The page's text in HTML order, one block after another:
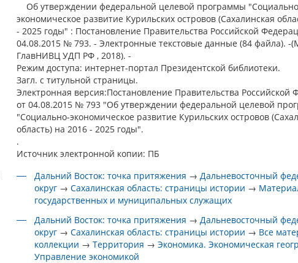
Об утверждении федеральной целевой программы
экономическое развитие Курильских островов (Сахалинская
- 2025 годы" : Постановление Правительства Российской
04.08.2015 № 793. - Электронные текстовые данные (84 файла). -
ГлавНИВЦ УДП РФ , 2018). -
Режим доступа: интернет-портал Президентской библиотеки.
Загл. с титульной страницы.
Электронная версия:Постановление Правительства Российской
от 04.08.2015 № 793 "Об утверждении федеральной целевой
"Социально-экономическое развитие Курильских островов
область) на 2016 - 2025 годы".
.
Источник электронной копии: ПБ
Дальний Восток: точка притяжения →Дальневосточный
округ →Сахалинская область: страницы истории →
государственных и муниципальных служащих
Дальний Восток: точка притяжения →Дальневосточный
округ →Сахалинская область: страницы истории → Все
коллекции →Территория →Экономика. Экономическая
Управление экономикой